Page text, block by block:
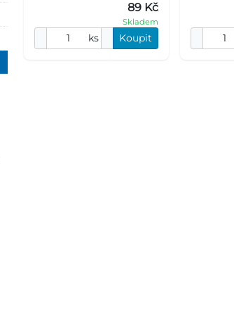
89 Kč
Skladem
ks Koupit